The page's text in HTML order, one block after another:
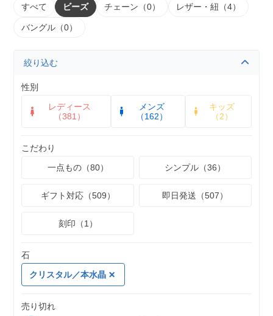
すべて ビーズ チェーン（0） レザー・紐（4）
バングル（0）
絞り込む
性別
レディース
（381）
メンズ
（162）
キッズ
（2）
こだわり
一点もの（80）
シンプル（36）
ギフト対応（509） 即日発送（507）
刻印（1）
石
クリスタル／本水晶
売り切れ